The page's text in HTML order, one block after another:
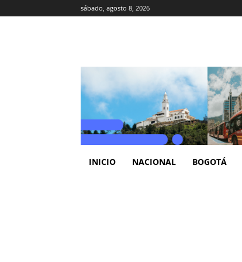
sábado, agosto 8, 2026
INICIO NACIONAL BOGOTÁ